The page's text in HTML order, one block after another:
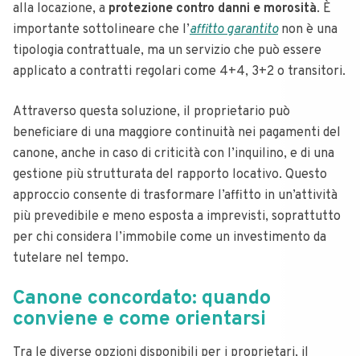
alla locazione, a protezione contro danni e morosità. È
importante sottolineare che l’affitto garantitonon è una
tipologia contrattuale, ma un servizio che può essere
applicato a contratti regolari come 4+4, 3+2 o transitori.
Attraverso questa soluzione, il proprietario può
beneficiare di una maggiore continuità nei pagamenti del
canone, anche in caso di criticità con l’inquilino, e di una
gestione più strutturata del rapporto locativo. Questo
approccio consente di trasformare l’affitto in un’attività
più prevedibile e meno esposta a imprevisti, soprattutto
per chi considera l’immobile come un investimento da
tutelare nel tempo.
Canone concordato: quando
conviene e come orientarsi